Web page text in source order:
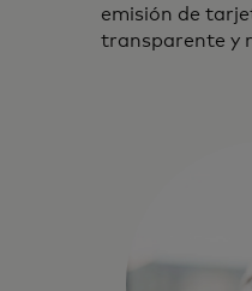
emisión de
transparente y